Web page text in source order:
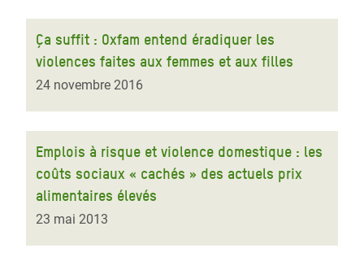
Ça suffit : Oxfam entend éradiquer les
violences faites aux femmes et aux filles
24 novembre 2016
Emplois à risque et violence domestique : les
coûts sociaux « cachés » des actuels prix
alimentaires élevés
23 mai 2013